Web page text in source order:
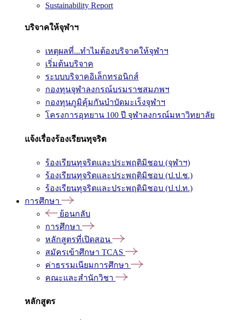
Sustainability Report
บริจาคให้จุฬาฯ
เหตุผลที่...ทำไมต้องบริจาคให้จุฬาฯ
เริ่มต้นบริจาค
ระบบบริจาคอิเล็กทรอนิกส์
กองทุนจุฬาลงกรณ์บรมราชสมภพฯ
กองทุนภูมิคุ้มกันบำบัดมะเร็งจุฬาฯ
โครงการอุทยาน 100 ปี จุฬาลงกรณ์มหาวิทยาลัย
แจ้งเรื่องร้องเรียนทุจริต
ร้องเรียนทุจริตและประพฤติมิชอบ (จุฬาฯ)
ร้องเรียนทุจริตและประพฤติมิชอบ (ป.ป.ช.)
ร้องเรียนทุจริตและประพฤติมิชอบ (ป.ป.ท.)
การศึกษา
ย้อนกลับ
การศึกษา
หลักสูตรที่เปิดสอน
สมัครเข้าศึกษา TCAS
ค่าธรรมเนียมการศึกษา
คณะและสำนักวิชา
หลักสูตร